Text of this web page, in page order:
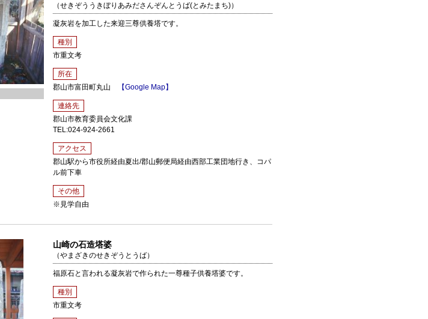
（せきぞううきぼりあみださんぞんとうば(とみたまち)）
凝灰岩を加工した来迎三尊供養塔です。
種別
市重文考
所在
郡山市富田町丸山
【Google Map】
連絡先
郡山市教育委員会文化課
TEL:024-924-2661
アクセス
郡山駅から市役所経由夏出/郡山郵便局経由西部工業団地行き、コパ
ル前下車
その他
※見学自由
山崎の石造塔婆
（やまざきのせきぞうとうば）
福原石と言われる凝灰岩で作られた一尊種子供養塔婆です。
種別
市重文考